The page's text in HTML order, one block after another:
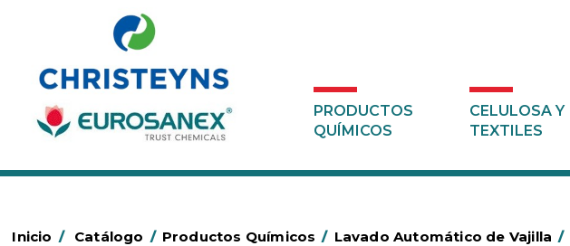
PRODUCTOS
QUÍMICOS
CELULOSA Y
TEXTILES
Inicio / Catálogo / Productos Químicos / Lavado Automático de Vajilla /